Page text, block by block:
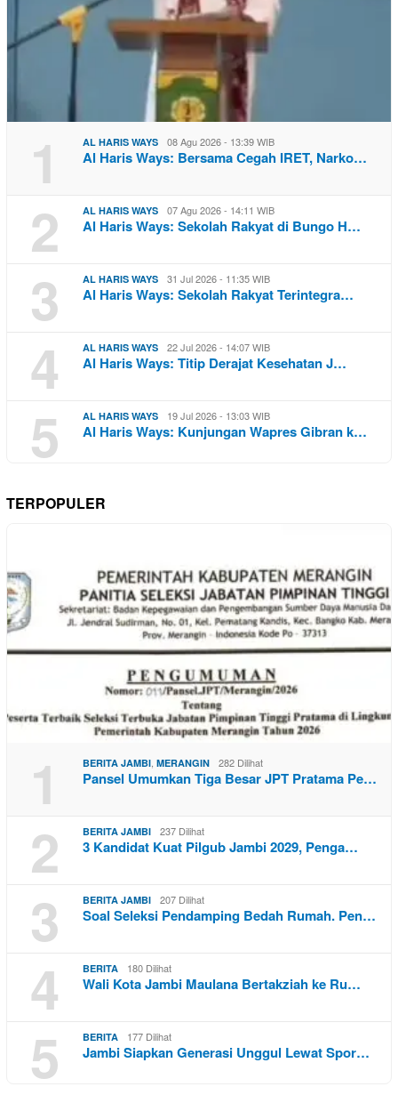
1 AL HARIS WAYS 08 Agu 2026 - 13:39 WIB
Al Haris Ways: Bersama Cegah IRET, Narko…
2 AL HARIS WAYS 07 Agu 2026 - 14:11 WIB
Al Haris Ways: Sekolah Rakyat di Bungo H…
3 AL HARIS WAYS 31 Jul 2026 - 11:35 WIB
Al Haris Ways: Sekolah Rakyat Terintegra…
4 AL HARIS WAYS 22 Jul 2026 - 14:07 WIB
Al Haris Ways: Titip Derajat Kesehatan J…
5 AL HARIS WAYS 19 Jul 2026 - 13:03 WIB
Al Haris Ways: Kunjungan Wapres Gibran k…
TERPOPULER
1 BERITA JAMBI MERANGIN 282 Dilihat
Pansel Umumkan Tiga Besar JPT Pratama Pe…
2 BERITA JAMBI 237 Dilihat
3 Kandidat Kuat Pilgub Jambi 2029, Penga…
3 BERITA JAMBI 207 Dilihat
Soal Seleksi Pendamping Bedah Rumah. Pen…
4 BERITA 180 Dilihat
Wali Kota Jambi Maulana Bertakziah ke Ru…
5 BERITA 177 Dilihat
Jambi Siapkan Generasi Unggul Lewat Spor…